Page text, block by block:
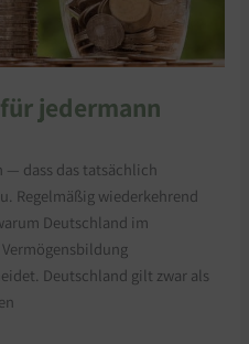
jedermann
— dass das tatsächlich
Regelmäßig wiederkehrend
Deutschland im
Deutschland gilt zwar als